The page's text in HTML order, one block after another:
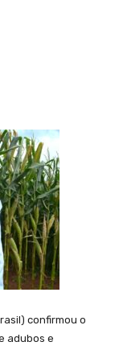
confirmou o
adubos e